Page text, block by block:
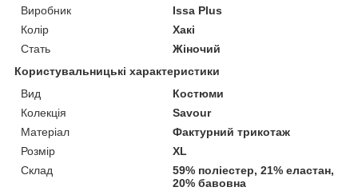
Виробник
Issa Plus
Колір
Хакі
Стать
Жіночий
Користувальницькі характеристики
Вид
Костюми
Колекція
Savour
Матеріал
Фактурний трикотаж
Розмір
XL
Склад
59% поліестер, 21% еластан,
20% бавовна